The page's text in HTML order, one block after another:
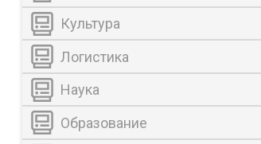
Культура
Логистика
Наука
Образование